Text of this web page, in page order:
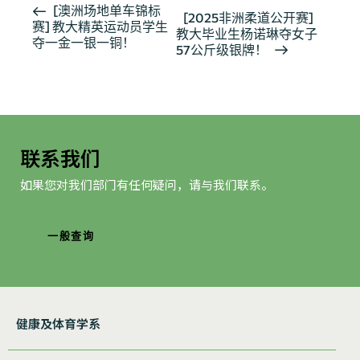
活
动
导
[澳洲场地单车锦标
赛] 教大精英运动员学生
夺一金一银一铜！
[2025非洲柔道公开赛]
教大毕业生杨诺琳夺女子
57公斤级银牌！
联系我们
如果您对我们部门有任何疑问，请与我们联系。
一般查询
健康及体育学系